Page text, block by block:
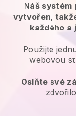
Náš systém
vytvořen,
každého a
Použijte
webovou
Oslňte své